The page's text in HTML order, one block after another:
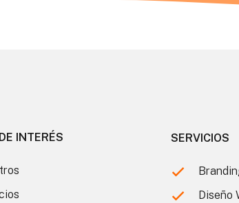
INTERÉS SERVICIOS
Diseño